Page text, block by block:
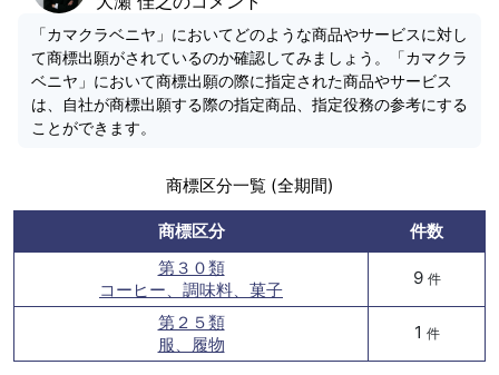
「カマクラベニヤ」においてどのような商品やサービスに対し
て商標出願がされているのか確認してみましょう。「カマクラ
ベニヤ」において商標出願の際に指定された商品やサービス
は、自社が商標出願する際の指定商品、指定役務の参考にする
ことができます。
商標区分一覧 (全期間)
商標区分
件数
第３０類
コーヒー、調味料、菓子
9 件
第２５類
服、履物
1 件